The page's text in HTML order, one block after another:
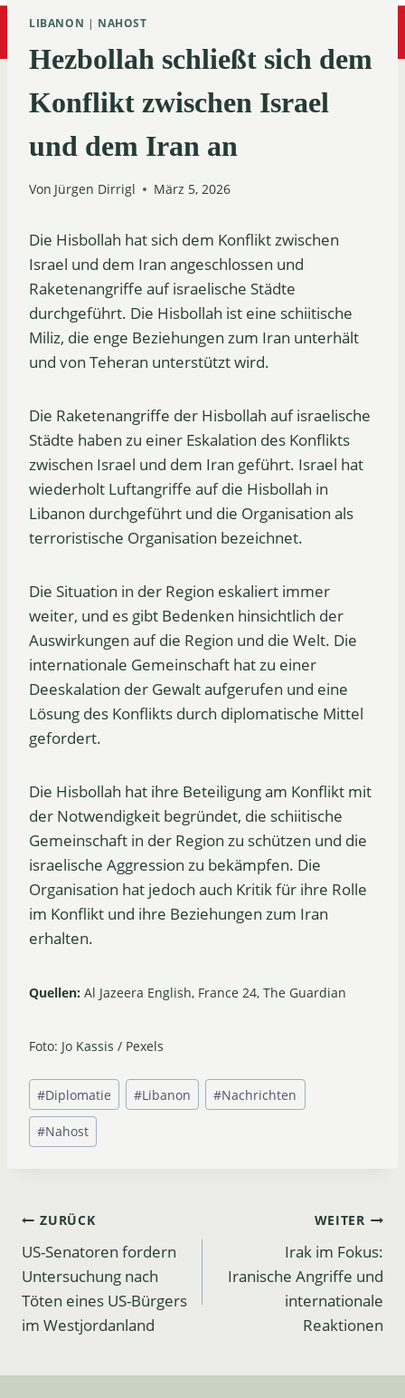
LIBANON | NAHOST
Hezbollah schließt sich dem
Konflikt zwischen Israel
und dem Iran an
Von Jürgen Dirrigl März 5, 2026
Die Hisbollah hat sich dem Konflikt zwischen
Israel und dem Iran angeschlossen und
Raketenangriffe auf israelische Städte
durchgeführt. Die Hisbollah ist eine schiitische
Miliz, die enge Beziehungen zum Iran unterhält
und von Teheran unterstützt wird.
Die Raketenangriffe der Hisbollah auf israelische
Städte haben zu einer Eskalation des Konflikts
zwischen Israel und dem Iran geführt. Israel hat
wiederholt Luftangriffe auf die Hisbollah in
Libanon durchgeführt und die Organisation als
terroristische Organisation bezeichnet.
Die Situation in der Region eskaliert immer
weiter, und es gibt Bedenken hinsichtlich der
Auswirkungen auf die Region und die Welt. Die
internationale Gemeinschaft hat zu einer
Deeskalation der Gewalt aufgerufen und eine
Lösung des Konflikts durch diplomatische Mittel
gefordert.
Die Hisbollah hat ihre Beteiligung am Konflikt mit
der Notwendigkeit begründet, die schiitische
Gemeinschaft in der Region zu schützen und die
israelische Aggression zu bekämpfen. Die
Organisation hat jedoch auch Kritik für ihre Rolle
im Konflikt und ihre Beziehungen zum Iran
erhalten.
Quellen: Al Jazeera English, France 24, The Guardian
Foto: Jo Kassis / Pexels
Schlagworte:
#Diplomatie #Libanon #Nachrichten
#Nahost
Beitrags-
Navigation
ZURÜCK
US-Senatoren fordern
Untersuchung nach
Töten eines US-Bürgers
im Westjordanland
WEITER
Irak im Fokus:
Iranische Angriffe und
internationale
Reaktionen